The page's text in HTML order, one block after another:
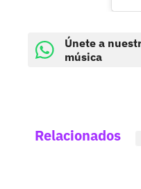
Únete a
música
Relacionados